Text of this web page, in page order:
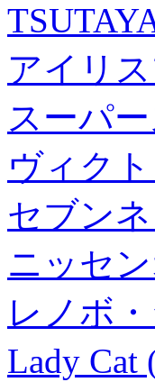
アイリ
スーパ
ヴィク
セブン
ニッセ
レノボ
Lady